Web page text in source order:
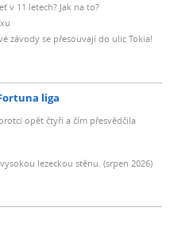
v 11 letech? Jak na to?
závody se přesouvají do ulic Tokia!
liga
opět čtyři a čím přesvědčila
lezeckou stěnu. (srpen 2026)